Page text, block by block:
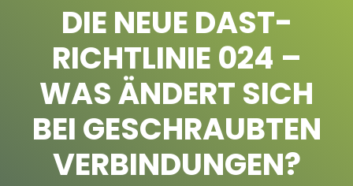
DIE NEUE DAST-
RICHTLINIE 024 –
WAS ÄNDERT SICH
BEI GESCHRAUBTEN
VERBINDUNGEN?